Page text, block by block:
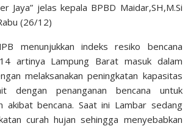
Jaya” jelas kepala BPBD Maidar,SH,M.Si
(26/12)
menunjukkan indeks resiko bencana
artinya Lampung Barat masuk dalam
melaksanakan peningkatan kapasitas
dengan penanganan bencana untuk
akibat bencana. Saat ini Lambar sedang
curah hujan sehingga menyebabkan